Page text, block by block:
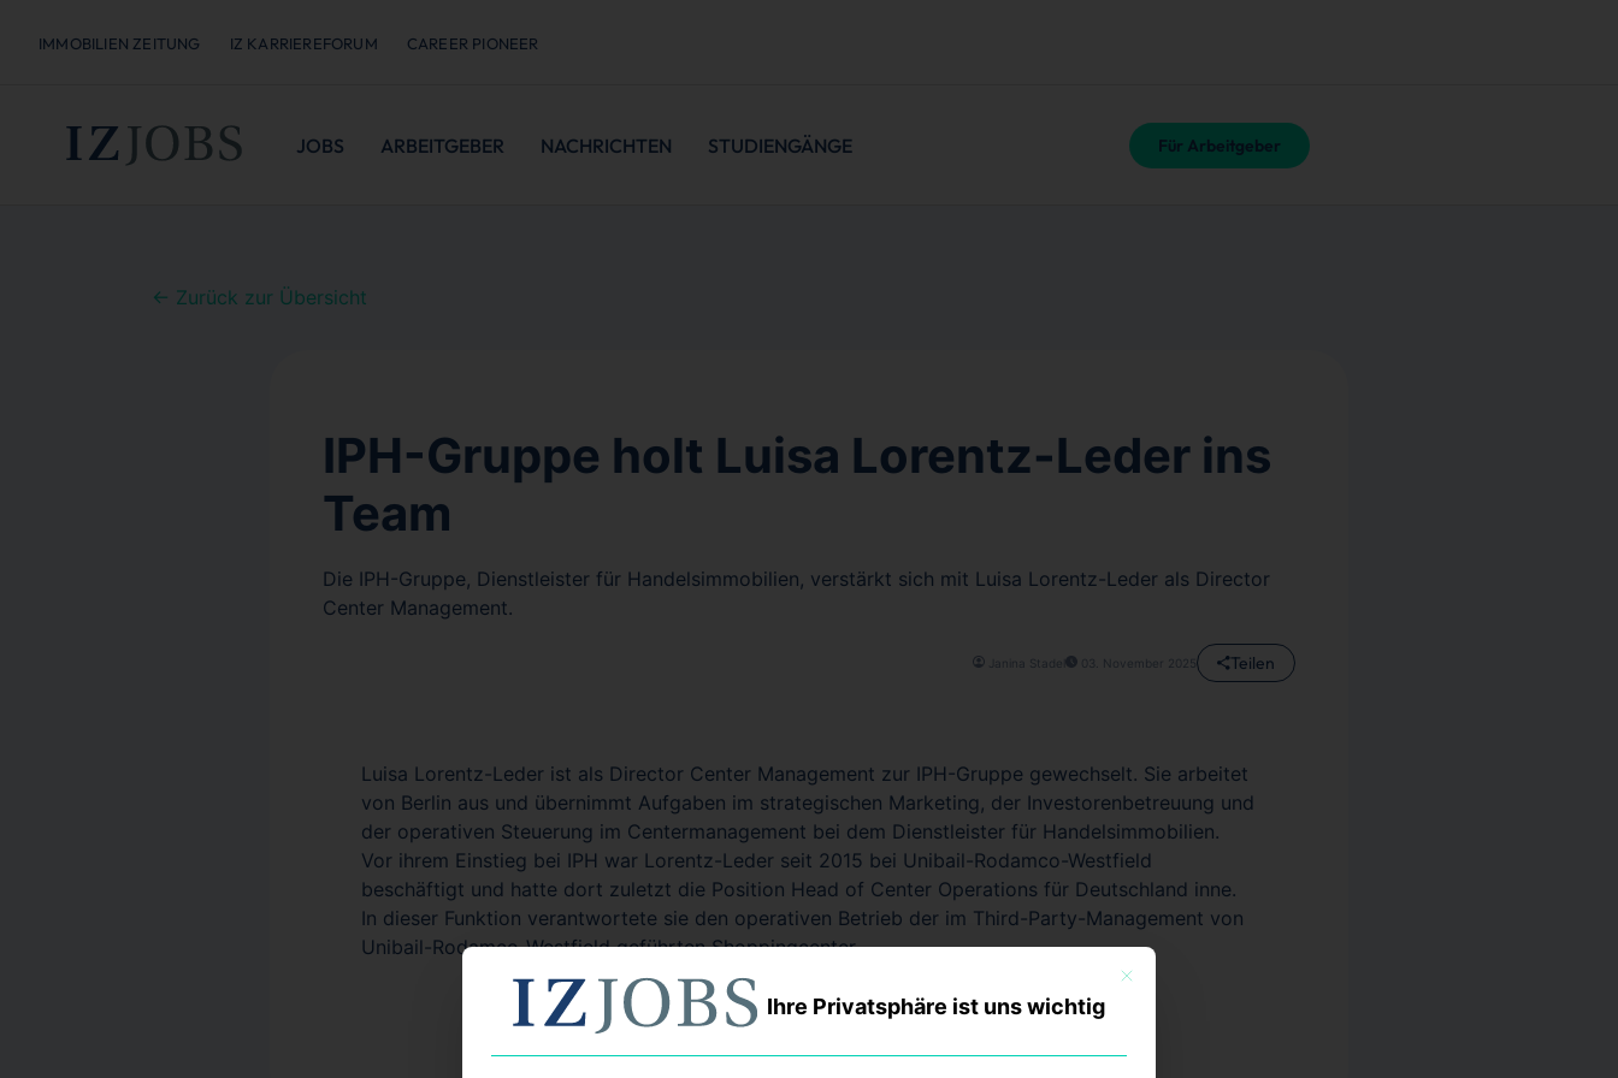
IMMOBILIEN ZEITUNG IZ KARRIEREFORUM CAREER PIONEER
JOBS ARBEITGEBER NACHRICHTEN STUDIENGÄNGE Für Arbeitgeber
← Zurück zur Übersicht
IPH-Gruppe holt Luisa Lorentz-Leder ins
Team
Die IPH-Gruppe, Dienstleister für Handelsimmobilien, verstärkt sich mit Luisa Lorentz-Leder als Director
Center Management.
Janina Stadel 03. November 2025 Teilen
Luisa Lorentz-Leder ist als Director Center Management zur IPH-Gruppe gewechselt. Sie arbeitet
von Berlin aus und übernimmt Aufgaben im strategischen Marketing, der Investorenbetreuung und
der operativen Steuerung im Centermanagement bei dem Dienstleister für Handelsimmobilien.
Vor ihrem Einstieg bei IPH war Lorentz-Leder seit 2015 bei Unibail-Rodamco-Westfield
beschäftigt und hatte dort zuletzt die Position Head of Center Operations für Deutschland inne.
In dieser Funktion verantwortete sie den operativen Betrieb der im Third-Party-Management von
Unibail-Rodamco-Westfield geführten Shoppingcenter.
Mit diesem Button wird der Dialog geschlossen. Seine Funktionalität ist identisch
Ihre Privatsphäre ist uns wichtig